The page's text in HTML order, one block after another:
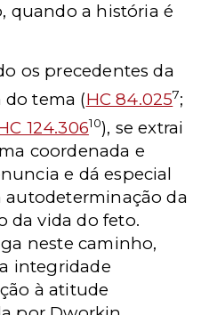
quando a história é
os precedentes da
do tema (HC 84.0257;
124.30610), se extrai
coordenada e
e dá especial
da
da vida do feto.
neste caminho,
integridade
à atitude